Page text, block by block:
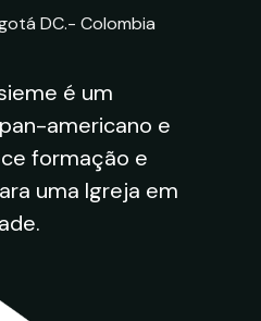
DC.- Colombia
é um
americano e
formação e
uma Igreja em